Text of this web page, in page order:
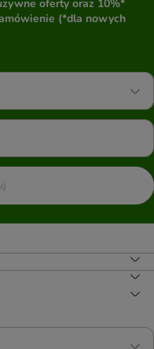
oferty oraz 10%*
(*dla nowych